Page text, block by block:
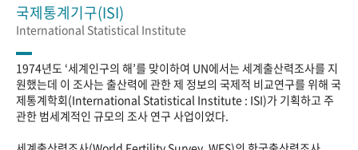
국제통계기구(ISI)
International Statistical Institute
1974년도 ‘세계인구의 해’를 맞이하여 UN에서는 세계출산력조사를 지
원했는데 이 조사는 출산력에 관한 제 정보의 국제적 비교연구를 위해 국
제통계학회(International Statistical Institute : ISI)가 기획하고 주
관한 범세계적인 규모의 조사 연구 사업이었다.